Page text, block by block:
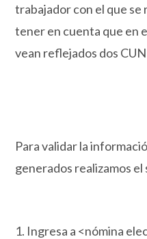
trabajador con el que se
tener en cuenta que en
vean reflejados dos
Para validar la
generados realizamos el
1. Ingresa a <nómina